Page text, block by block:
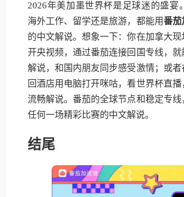
2026年美加墨世界杯是足球迷的盛宴
海外工作、留学还是旅游，都能用番茄
的中文解说。想象一下：你在加拿大
开央视频，通过番茄连接回国专线，
解说，和国内朋友同步感受激情；或
回酒店用电脑打开咪咕，看世界杯直
流畅解说。番茄的全球节点和稳定专
任何一场精彩比赛的中文解说。
结尾